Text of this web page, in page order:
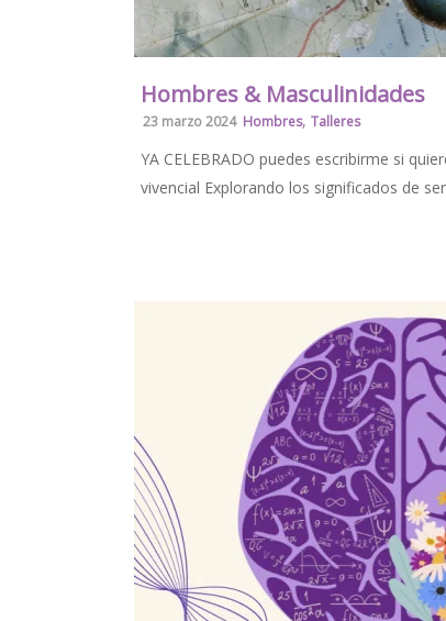
Hombres & Masculinidades
23 marzo 2024 Hombres, Talleres
YA CELEBRADO puedes escribirme si
vivencial Explorando los significados de